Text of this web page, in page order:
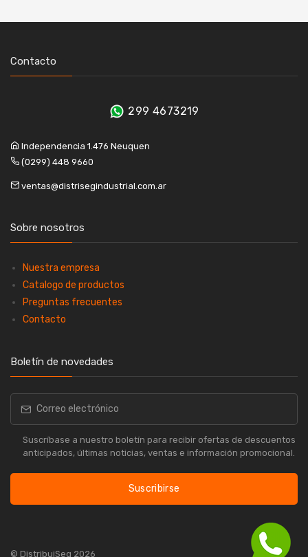
Contacto
299 4673219
Independencia 1.476 Neuquen
(0299) 448 9660
ventas@distrisegindustrial.com.ar
Sobre nosotros
Nuestra empresa
Catalogo de productos
Preguntas frecuentes
Contacto
Boletín de novedades
Suscríbase a nuestro boletín para recibir ofertas de descuentos
anticipados, últimas noticias, ventas e información promocional.
Suscribirse
© DistribuiSeg 2026